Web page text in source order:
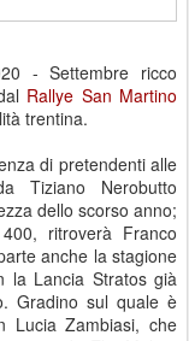
- Settembre ricco
Rallye San Martino
trentina.
di pretendenti alle
Tiziano Nerobutto
dello scorso anno;
ritroverà Franco
anche la stagione
la Lancia Stratos già
Gradino sul quale è
Lucia Zambiasi, che